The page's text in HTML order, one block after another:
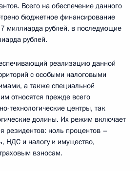
Всего на обеспечение данного
бюджетное финансирование
миллиарда рублей, в последующие
рублей.
реализацию данной
с особыми налоговыми
а также специальной
относятся прежде всего
технологические центры, так
долины. Их режим включает
резидентов: ноль процентов –
НДС и налогу и имущество,
взносам.